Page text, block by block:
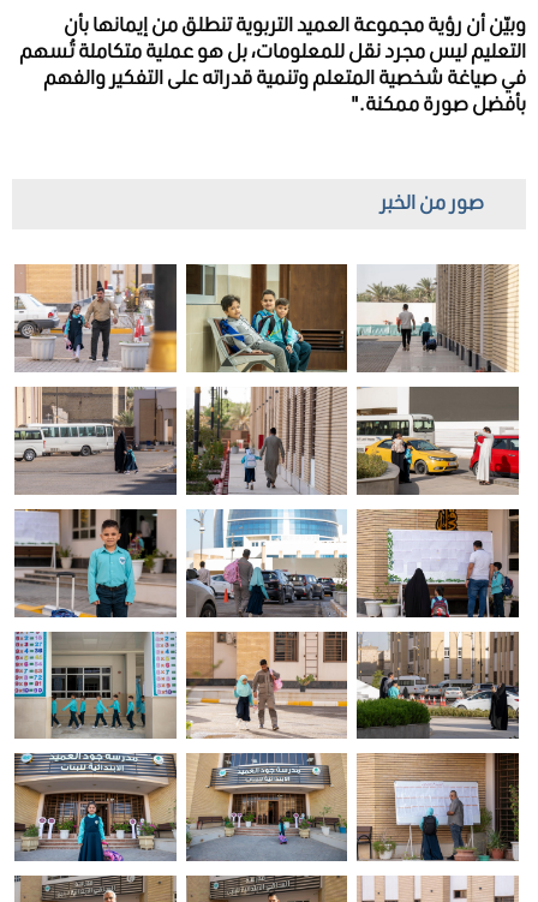
وبيّن أن رؤية مجموعة العميد التربوية تنطلق من إيمانها بأن
التعليم ليس مجرد نقل للمعلومات، بل هو عملية متكاملة تُسهم
في صياغة شخصية المتعلم وتنمية قدراته على التفكير والفهم
بأفضل صورة ممكنة."
صور من الخبر